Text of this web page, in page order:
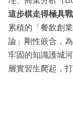
這步棋走得極具戰
累積的「餐飲創
論」剛性嵌合，
牢固的知識護城
層實習生爬起，